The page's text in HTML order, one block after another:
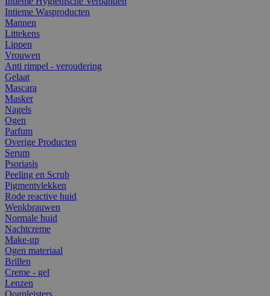
Intieme Wasproducten
Mannen
Littekens
Lippen
Vrouwen
Anti rimpel - veroudering
Gelaat
Mascara
Masker
Nagels
Ogen
Parfum
Overige Producten
Serum
Psoriasis
Peeling en Scrub
Pigmentvlekken
Rode reactive huid
Wenkbrauwen
Normale huid
Nachtcreme
Make-up
Ogen materiaal
Brillen
Creme - gel
Lenzen
Oogpleisters